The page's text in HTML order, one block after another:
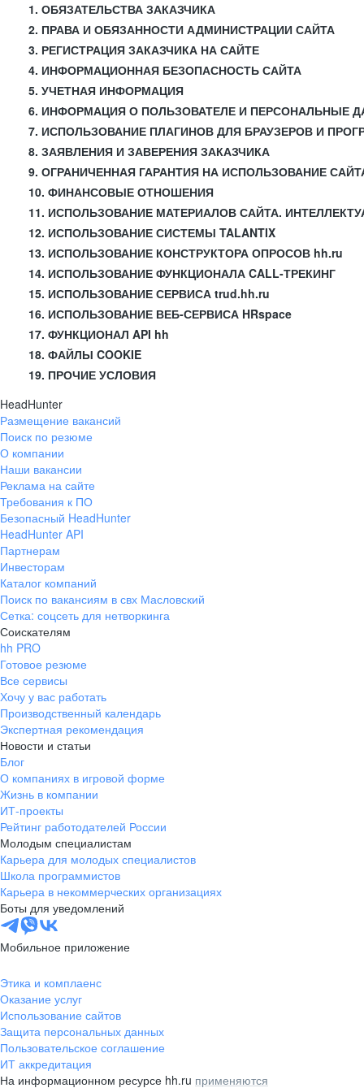
1. ОБЯЗАТЕЛЬСТВА ЗАКАЗЧИКА
2. ПРАВА И ОБЯЗАННОСТИ АДМИНИСТРАЦИИ САЙТА
3. РЕГИСТРАЦИЯ ЗАКАЗЧИКА НА САЙТЕ
4. ИНФОРМАЦИОННАЯ БЕЗОПАСНОСТЬ САЙТА
5. УЧЕТНАЯ ИНФОРМАЦИЯ
6. ИНФОРМАЦИЯ О ПОЛЬЗОВАТЕЛЕ И ПЕРСОНАЛЬНЫЕ
7. ИСПОЛЬЗОВАНИЕ ПЛАГИНОВ ДЛЯ БРАУЗЕРОВ И
8. ЗАЯВЛЕНИЯ И ЗАВЕРЕНИЯ ЗАКАЗЧИКА
9. ОГРАНИЧЕННАЯ ГАРАНТИЯ НА ИСПОЛЬЗОВАНИЕ
10. ФИНАНСОВЫЕ ОТНОШЕНИЯ
11. ИСПОЛЬЗОВАНИЕ МАТЕРИАЛОВ САЙТА.
12. ИСПОЛЬЗОВАНИЕ СИСТЕМЫ TALANTIX
13. ИСПОЛЬЗОВАНИЕ КОНСТРУКТОРА ОПРОСОВ hh.ru
14. ИСПОЛЬЗОВАНИЕ ФУНКЦИОНАЛА CALL-ТРЕКИНГ
15. ИСПОЛЬЗОВАНИЕ СЕРВИСА trud.hh.ru
16. ИСПОЛЬЗОВАНИЕ ВЕБ-СЕРВИСА HRspace
17. ФУНКЦИОНАЛ API hh
18. ФАЙЛЫ COOKIE
19. ПРОЧИЕ УСЛОВИЯ
HeadHunter
Размещение вакансий
Поиск по резюме
О компании
Наши вакансии
Реклама на сайте
Требования к ПО
Безопасный HeadHunter
HeadHunter API
Партнерам
Инвесторам
Каталог компаний
Поиск по вакансиям в свх Масловский
Сетка: соцсеть для нетворкинга
Соискателям
hh PRO
Готовое резюме
Все сервисы
Хочу у вас работать
Производственный календарь
Экспертная рекомендация
Новости и статьи
Блог
О компаниях в игровой форме
Жизнь в компании
ИТ-проекты
Рейтинг работодателей России
Молодым специалистам
Карьера для молодых специалистов
Школа программистов
Карьера в некоммерческих организациях
Боты для уведомлений
Мобильное приложение
Этика и комплаенс
Оказание услуг
Использование сайтов
Защита персональных данных
Пользовательское соглашение
ИТ аккредитация
На информационном ресурсе hh.ru применяются